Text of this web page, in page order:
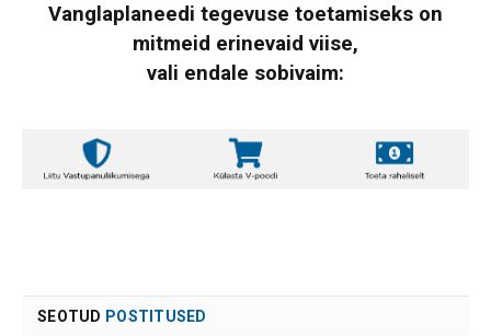
Vanglaplaneedi tegevuse toetamiseks on
mitmeid erinevaid viise,
vali endale sobivaim:
SEOTUD POSTITUSED